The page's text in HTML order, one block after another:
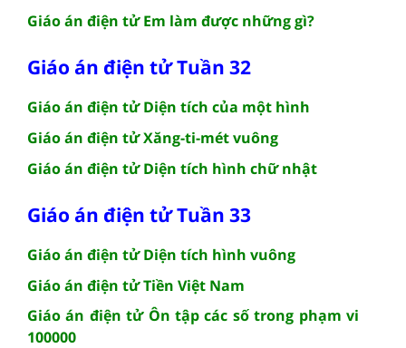
Giáo án điện tử Em làm được những gì?
Giáo án điện tử Tuần 32
Giáo án điện tử Diện tích của một hình
Giáo án điện tử Xăng-ti-mét vuông
Giáo án điện tử Diện tích hình chữ nhật
Giáo án điện tử Tuần 33
Giáo án điện tử Diện tích hình vuông
Giáo án điện tử Tiền Việt Nam
Giáo án điện tử Ôn tập các số trong phạm vi
100000